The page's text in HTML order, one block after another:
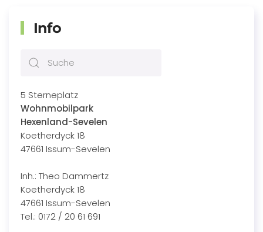
Info
5 Sterneplatz
Wohnmobilpark
Hexenland-Sevelen
Koetherdyck 18
47661 Issum-Sevelen
Inh.: Theo Dammertz
Koetherdyck 18
47661 Issum-Sevelen
Tel.: 0172 / 20 61 691